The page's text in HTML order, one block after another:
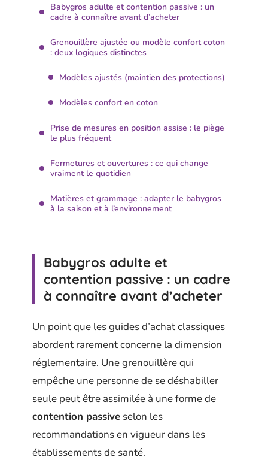
Babygros adulte et contention passive : un
cadre à connaître avant d’acheter
Grenouillère ajustée ou modèle confort coton
: deux logiques distinctes
Modèles ajustés (maintien des protections)
Modèles confort en coton
Prise de mesures en position assise : le piège
le plus fréquent
Fermetures et ouvertures : ce qui change
vraiment le quotidien
Matières et grammage : adapter le babygros
à la saison et à l’environnement
Babygros adulte et
contention passive : un cadre
à connaître avant d’acheter
Un point que les guides d’achat classiques
abordent rarement concerne la dimension
réglementaire. Une grenouillère qui
empêche une personne de se déshabiller
seule peut être assimilée à une forme de
contention passive selon les
recommandations en vigueur dans les
établissements de santé.